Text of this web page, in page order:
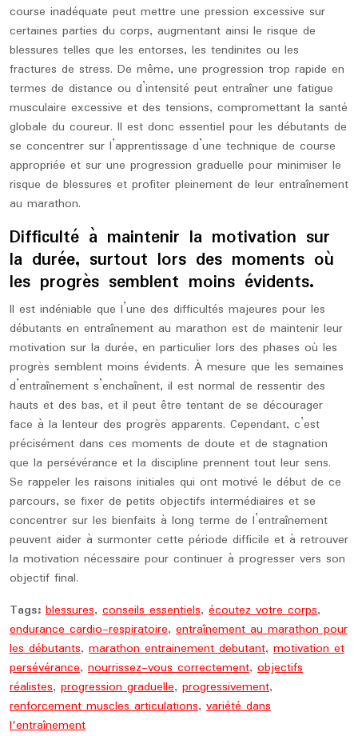
course inadéquate peut mettre une pression excessive sur
certaines parties du corps, augmentant ainsi le risque de
blessures telles que les entorses, les tendinites ou les
fractures de stress. De même, une progression trop rapide en
termes de distance ou d’intensité peut entraîner une fatigue
musculaire excessive et des tensions, compromettant la santé
globale du coureur. Il est donc essentiel pour les débutants de
se concentrer sur l’apprentissage d’une technique de course
appropriée et sur une progression graduelle pour minimiser le
risque de blessures et profiter pleinement de leur entraînement
au marathon.
Difficulté à maintenir la motivation sur
la durée, surtout lors des moments où
les progrès semblent moins évidents.
Il est indéniable que l’une des difficultés majeures pour les
débutants en entraînement au marathon est de maintenir leur
motivation sur la durée, en particulier lors des phases où les
progrès semblent moins évidents. À mesure que les semaines
d’entraînement s’enchaînent, il est normal de ressentir des
hauts et des bas, et il peut être tentant de se décourager
face à la lenteur des progrès apparents. Cependant, c’est
précisément dans ces moments de doute et de stagnation
que la persévérance et la discipline prennent tout leur sens.
Se rappeler les raisons initiales qui ont motivé le début de ce
parcours, se fixer de petits objectifs intermédiaires et se
concentrer sur les bienfaits à long terme de l’entraînement
peuvent aider à surmonter cette période difficile et à retrouver
la motivation nécessaire pour continuer à progresser vers son
objectif final.
Tags: blessures, conseils essentiels, écoutez votre corps,
endurance cardio-respiratoire, entraînement au marathon pour
les débutants, marathon entrainement debutant, motivation et
persévérance, nourrissez-vous correctement, objectifs
réalistes, progression graduelle, progressivement,
renforcement muscles articulations, variété dans
l'entraînement